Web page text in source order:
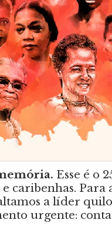
Esse é o
caribenhas. Para
a líder
urgente: